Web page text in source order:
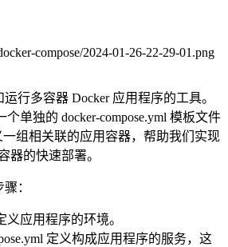
compose/2024-01-26-22-29-01.png
行多容器 Docker 应用程序的工具。
个单独的 docker-compose.yml 模板文件
一组相关联的应用容器，帮助我们实现
器的快速部署。
：
义应用程序的环境。
定义构成应用程序的服务，这